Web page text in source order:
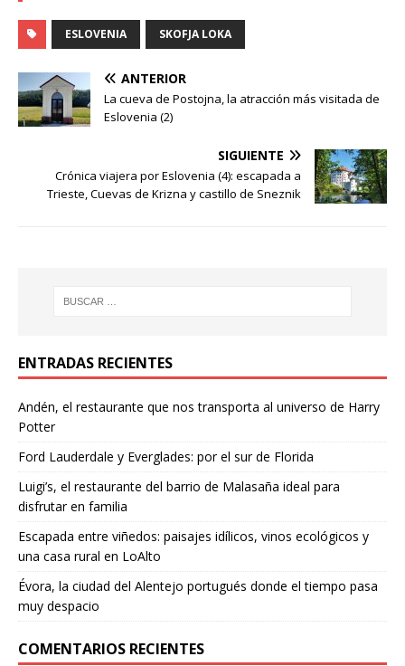
ESLOVENIA SKOFJA LOKA
ANTERIOR
La cueva de Postojna, la atracción más visitada de
Eslovenia (2)
SIGUIENTE
Crónica viajera por Eslovenia (4): escapada a
Trieste, Cuevas de Krizna y castillo de Sneznik
ENTRADAS RECIENTES
Andén, el restaurante que nos transporta al universo de Harry
Potter
Ford Lauderdale y Everglades: por el sur de Florida
Luigi’s, el restaurante del barrio de Malasaña ideal para
disfrutar en familia
Escapada entre viñedos: paisajes idílicos, vinos ecológicos y
una casa rural en LoAlto
Évora, la ciudad del Alentejo portugués donde el tiempo pasa
muy despacio
COMENTARIOS RECIENTES